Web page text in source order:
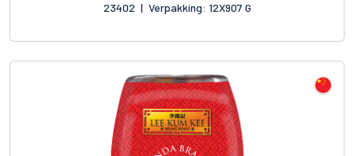
23402 | Verpakking: 12X907 G